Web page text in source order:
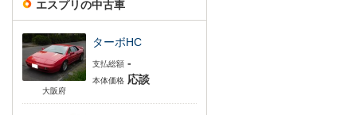
エスプリの中古車
大阪府
ターボHC
支払総額 -
本体価格 応談